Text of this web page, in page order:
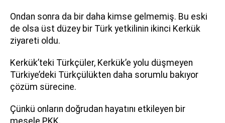
Ondan sonra da bir daha kimse gelmemiş. Bu eski
de olsa üst düzey bir Türk yetkilinin ikinci Kerkük
ziyareti oldu.
Kerkük’teki Türkçüler, Kerkük’e yolu düşmeyen
Türkiye’deki Türkçülükten daha sorumlu bakıyor
çözüm sürecine.
Çünkü onların doğrudan hayatını etkileyen bir
mesele PKK.